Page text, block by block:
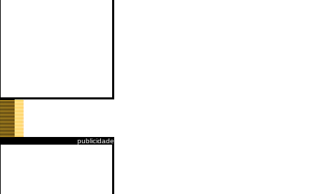
publicidade